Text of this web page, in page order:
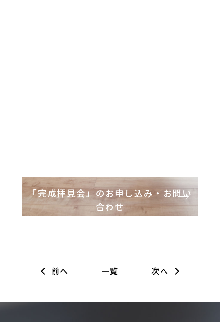
「完成拝見会」のお申し込み・お問い
合わせ
前へ 一覧 次へ